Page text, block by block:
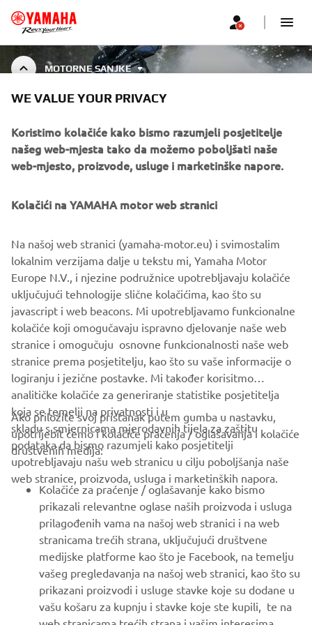
MOTORNE SANJKE
SNOWMOBILE ACCESSORIES
MORE YAMAHA
SUPPORT
BILTEN
Budite prvi koji će saznati o najnovijim ponudama, posebnim
događajima, novim izdanjima i još mnogo toga
PRETPLATITE SE
Pročitajte našu Politiku privatnosti kako biste saznali kako
obrađujemo vaše osobne podatke:Pravila o Zaštiti Privatnosti
Croatia (Croatian)
WE VALUE YOUR PRIVACY
Koristimo kolačiće kako bismo razumjeli posjetitelje
našeg web-mjesta tako da možemo poboljšati naše
web-mjesto, proizvode, usluge i marketinške napore.
Kolačići na YAMAHA motor web stranici
Na našoj web stranici (yamaha-motor.eu) i svimostalim
lokalnim verzijama dalje u tekstu mi, Yamaha Motor
Europe N.V., i njezine podružnice upotrebljavaju kolačiće
uključujući tehnologije slične kolačićima, kao što su
javascript i web beacons. Mi upotrebljavamo funkcionalne
kolačiće koji omogučavaju ispravno djelovanje naše web
stranice i omogučuju osnovne funkcionalnosti naše web
stranice prema posjetitelju, kao što su vaše informacije o
logiranju i jezične postavke. Mi također korisitmo
analitičke kolačiće za generiranje statistike posjetitelja
koja se temelji na privatnosti i u
skladu s smjernicama mjerodavnih tijela za zaštitu
podataka da bismo razumjeli kako posjetitelji
upotrebljavaju našu web stranicu u cilju poboljšanja naše
web stranice, proizvoda, usluga i marketinških napora.
Ako priložite svoj pristanak putem gumba u nastavku,
upotrijebit ćemo i kolačiće praćenja / oglašavanja i kolačiće
društvenih medija:
Kolačiće za praćenje / oglašavanje kako bismo
prikazali relevantne oglase naših proizvoda i usluga
prilagođenih vama na našoj web stranici i na web
stranicama trećih strana, uključujući društvene
medijske platforme kao što je Facebook, na temelju
vašeg pregledavanja na našoj web stranici, kao što su
prikazani proizvodi i usluge stavke koje su dodane u
vašu košaru za kupnju i stavke koje ste kupili, te na